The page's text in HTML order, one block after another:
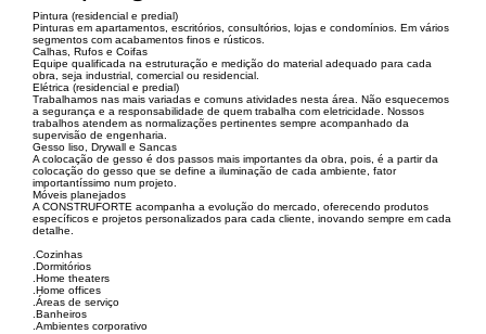
Pintura (residencial e predial)
Pinturas em apartamentos, escritórios, consultórios, lojas e condomínios. Em vários
segmentos com acabamentos finos e rústicos.
Calhas, Rufos e Coifas
Equipe qualificada na estruturação e medição do material adequado para cada
obra, seja industrial, comercial ou residencial.
Elétrica (residencial e predial)
Trabalhamos nas mais variadas e comuns atividades nesta área. Não esquecemos
a segurança e a responsabilidade de quem trabalha com eletricidade. Nossos
trabalhos atendem as normalizações pertinentes sempre acompanhado da
supervisão de engenharia.
Gesso liso, Drywall e Sancas
A colocação de gesso é dos passos mais importantes da obra, pois, é a partir da
colocação do gesso que se define a iluminação de cada ambiente, fator
importantíssimo num projeto.
Móveis planejados
A CONSTRUFORTE acompanha a evolução do mercado, oferecendo produtos
específicos e projetos personalizados para cada cliente, inovando sempre em cada
detalhe.
.Cozinhas
.Dormitórios
.Home theaters
.Home offices
.Áreas de serviço
.Banheiros
.Ambientes corporativo